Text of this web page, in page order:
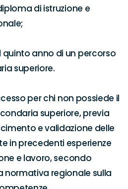
di istruzione e
quinto anno di un percorso
superiore.
per chi non possiede il
superiore, previa
e validazione delle
in precedenti esperienze
e lavoro, secondo
normativa regionale sulla